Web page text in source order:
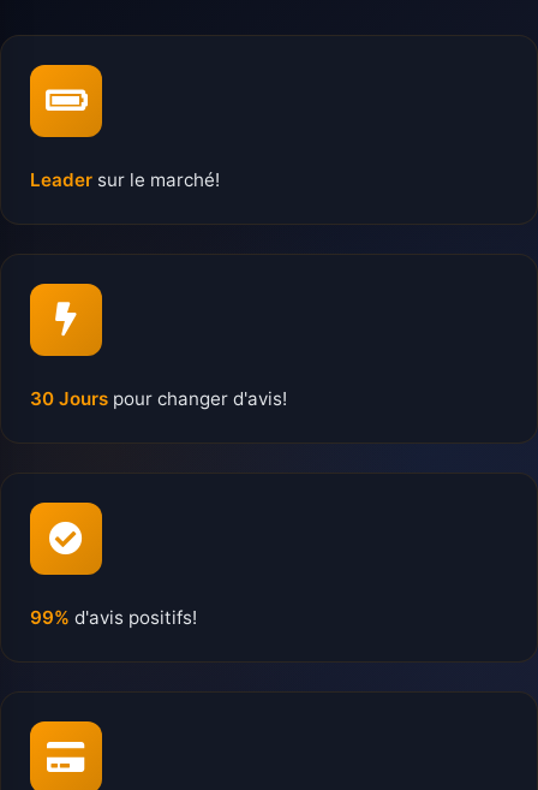
Leader sur le marché!
30 Jours pour changer d'avis!
99% d'avis positifs!